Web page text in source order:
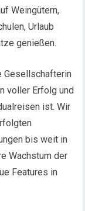
Weingütern,
Urlaub
genießen.
Gesellschafterin
voller Erfolg und
ist. Wir
bis weit in
Wachstum der
Features in